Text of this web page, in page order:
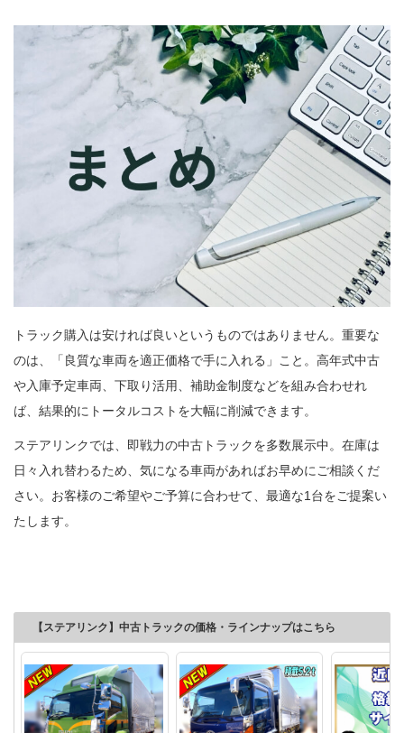
トラック購入は安ければ良いというものではありません。重要な
のは、「良質な車両を適正価格で手に入れる」こと。高年式中古
や入庫予定車両、下取り活用、補助金制度などを組み合わせれ
ば、結果的にトータルコストを大幅に削減できます。
ステアリンクでは、即戦力の中古トラックを多数展示中。在庫は
日々入れ替わるため、気になる車両があればお早めにご相談くだ
さい。お客様のご希望やご予算に合わせて、最適な1台をご提案い
たします。
【ステアリンク】中古トラックの価格・ラインナップはこちら